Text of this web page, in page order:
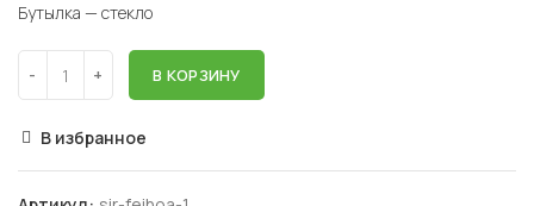
Бутылка — стекло
В КОРЗИНУ
В избранное